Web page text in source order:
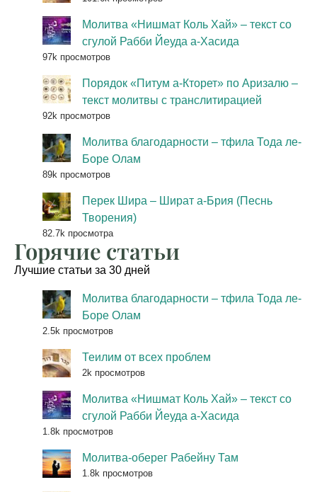
Молитва «Нишмат Коль Хай» – текст со
сгулой Рабби Йеуда а-Хасида
97k просмотров
Порядок «Питум а-Кторет» по Аризалю –
текст молитвы с транслитирацией
92k просмотров
Молитва благодарности – тфила Тода ле-
Боре Олам
89k просмотров
Перек Шира – Шират а-Брия (Песнь
Творения)
82.7k просмотра
Горячие статьи
Лучшие статьи за 30 дней
Молитва благодарности – тфила Тода ле-
Боре Олам
2.5k просмотров
Теилим от всех проблем
2k просмотров
Молитва «Нишмат Коль Хай» – текст со
сгулой Рабби Йеуда а-Хасида
1.8k просмотров
Молитва-оберег Рабейну Там
1.8k просмотров